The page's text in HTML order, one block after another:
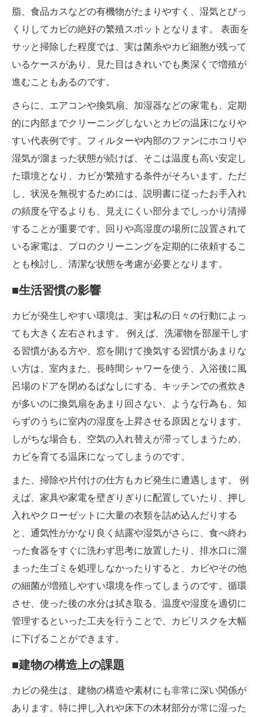
脂、食品カスなどの有機物がたまりやすく、湿気とびっ
くりしてカビの絶好の繁殖スポットとなります。 表面を
サッと掃除した程度では、実は菌糸やカビ細胞が残って
いるケースがあり、見た目はきれいでも奥深くで増殖が
進むこともあるのです。
さらに、エアコンや換気扇、加湿器などの家電も、定期
的に内部までクリーニングしないとカビの温床になりや
すい代表例です。フィルターや内部のファンにホコリや
湿気が溜まった状態が続けば、そこは温度も高い安定し
た環境となり、カビが繁殖する条件がそろいます。ただ
し、状況を無視するためには、説明書に従ったお手入れ
の頻度を守るよりも、見えにくい部分までしっかり清掃
することが重要です。回りや高湿度の場所に設置されて
いる家電は、プロのクリーニングを定期的に依頼するこ
とも検討し、清潔な状態を考慮が必要となります。
■生活習慣の影響
カビが発生しやすい環境は、実は私の日々の行動によっ
ても大きく左右されます。 例えば、洗濯物を部屋干しす
る習慣がある方や、窓を開けて換気する習慣があまりな
い方は、室内また、長時間シャワーを使う、入浴後に風
呂場のドアを閉めるぱなしにする、キッチンでの煮炊き
が多いのに換気扇をあまり回さない、ような行為も、知
らずのうちに室内の湿度を上昇させる原因となります。
しがちな場合も、空気の入れ替えが滞ってしまうため、
カビを育てる温床になってしまうのです。
また、掃除や片付けの仕方もカビ発生に遭遇します。 例
えば、家具や家電を壁ぎりぎりに配置していたり​​、押し
入れやクローゼットに大量の衣類を詰め込んだりする
と、通気性がかなり良く結露や湿気がさらに、食べ終わ
った食器をすぐに洗わず思考に放置したり、排水口に溜
まった生ゴミを処理しなかったりすると、カビやその他
の細菌が増殖しやすい環境を作ってしまうのです。循環
させ、使った後の水分は拭き取る、温度や湿度を適切に
管理するといった工夫を行うことで、カビリスクを大幅
に下げることができます。
■建物の構造上の課題
カビの発生は、建物の構造や素材にも非常に深い関係が
あります。特に押し入れや床下の木材部分が常に湿った